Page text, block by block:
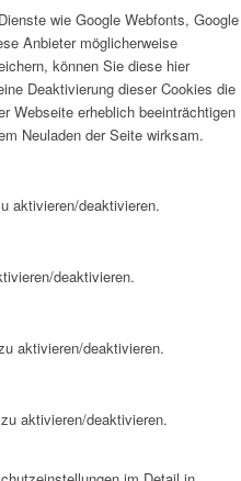
wie Google Webfonts, Google
Anbieter möglicherweise
können Sie diese hier
Deaktivierung dieser Cookies die
Webseite erheblich beeinträchtigen
Neuladen der Seite wirksam.
aktivieren/deaktivieren.
deaktivieren.
aktivieren/deaktivieren.
aktivieren/deaktivieren.